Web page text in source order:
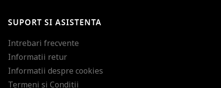
SUPORT SI ASISTENTA
Intrebari frecvente
Informatii retur
Informatii despre cookies
Termeni si Conditii